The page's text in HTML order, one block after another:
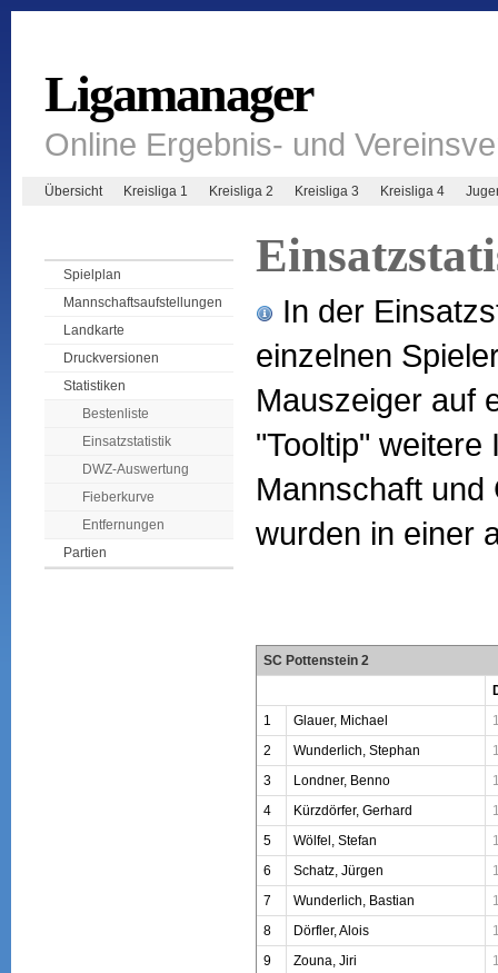
Ligamanager
Online Ergebnis- und
Übersicht Kreisliga 1 Kreisliga 2 Kreisliga 3 Kreisliga 4
Spielplan
Mannschaftsaufstellungen
Landkarte
Druckversionen
Statistiken
Bestenliste
Einsatzstatistik
DWZ-Auswertung
Fieberkurve
Entfernungen
Partien
In der
einzelnen
Mauszeiger auf
"Tooltip"
Mannschaft
wurden in einer
SC Pottenstein 2
1
Glauer, Michael
2
Wunderlich, Stephan
3
Londner, Benno
4
Kürzdörfer, Gerhard
5
Wölfel, Stefan
6
Schatz, Jürgen
7
Wunderlich, Bastian
8
Dörfler, Alois
9
Zouna, Jiri